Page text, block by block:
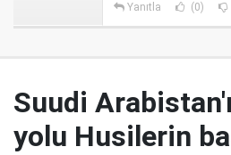
Yanıtla (0)
Suudi
yolu Husilerin